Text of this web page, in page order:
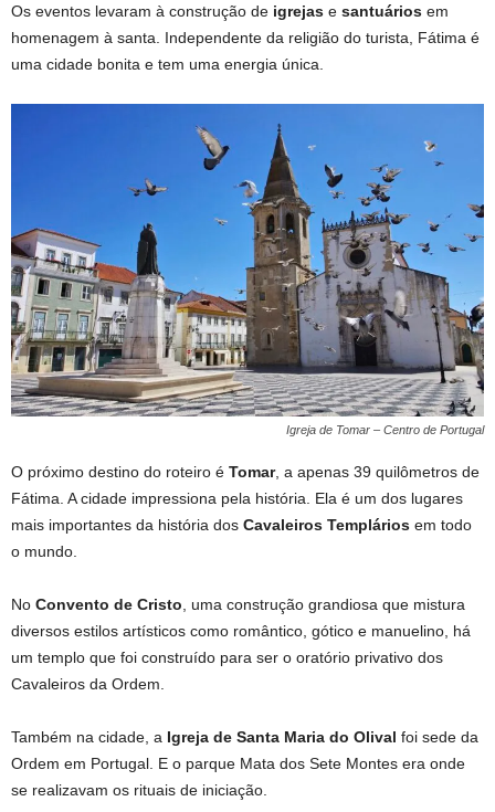
Os eventos levaram à construção de igrejas e santuários em
homenagem à santa. Independente da religião do turista, Fátima é
uma cidade bonita e tem uma energia única.
Igreja de Tomar – Centro de Portugal
O próximo destino do roteiro é Tomar, a apenas 39 quilômetros de
Fátima. A cidade impressiona pela história. Ela é um dos lugares
mais importantes da história dos Cavaleiros Templários em todo
o mundo.
No Convento de Cristo , uma construção grandiosa que mistura
diversos estilos artísticos como romântico, gótico e manuelino, há
um templo que foi construído para ser o oratório privativo dos
Cavaleiros da Ordem.
Também na cidade, a Igreja de Santa Maria do Olival foi sede da
Ordem em Portugal. E o parque Mata dos Sete Montes era onde
se realizavam os rituais de iniciação.